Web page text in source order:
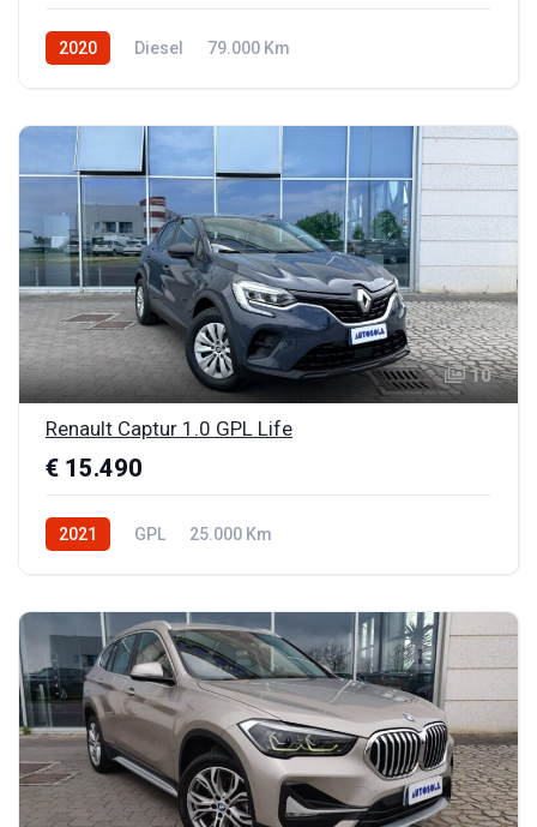
2020 Diesel 79.000 Km
10
Renault Captur 1.0 GPL Life
€ 15.490
2021 GPL 25.000 Km